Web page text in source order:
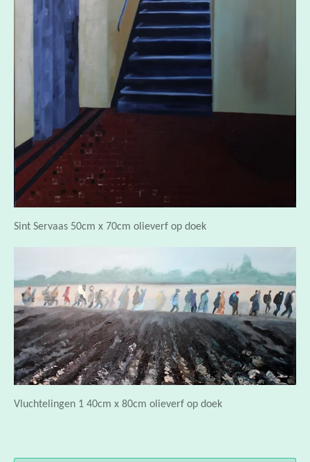
Sint Servaas 50cm x 70cm olieverf op doek
Vluchtelingen 1 40cm x 80cm olieverf op doek